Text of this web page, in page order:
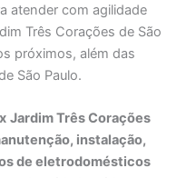
atender com agilidade
Três Corações de São
próximos, além das
São Paulo.
Jardim Três Corações
instalação,
de eletrodomésticos